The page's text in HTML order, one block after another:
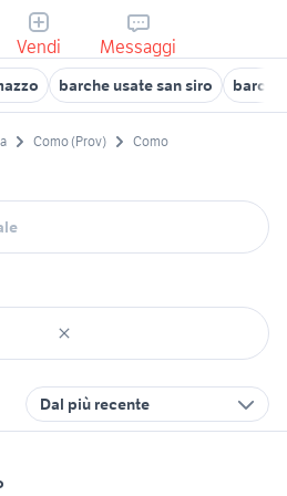
Vendi Messaggi
barche usate san siro
Como (Prov) Como
Dal più recente